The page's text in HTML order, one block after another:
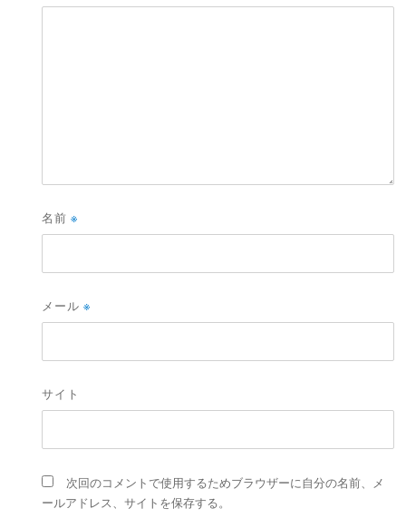
名前 ※
メール ※
サイト
次回のコメントで使用するためブラウザーに自分の名前、メ
ールアドレス、サイトを保存する。